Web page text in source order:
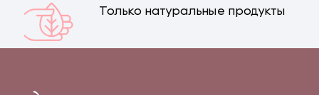
Только натуральные продукты